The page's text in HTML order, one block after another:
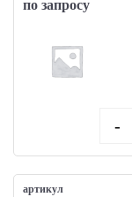
по запросу
-
артикул